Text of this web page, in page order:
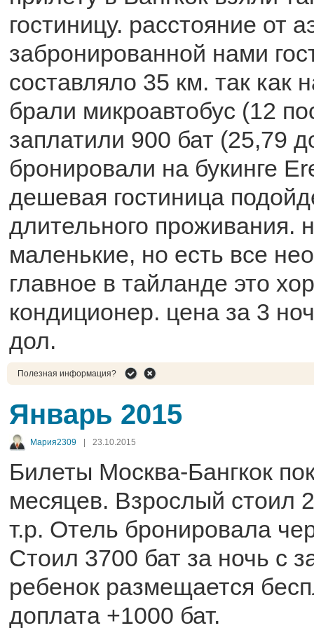
гостиницу. расстояние от
забронированной нами
составляло 35 км. так как
брали микроавтобус (12
заплатили 900 бат (25,79
бронировали на букинге
дешевая гостиница
длительного проживания.
маленькие, но есть все
главное в тайланде это
кондиционер. цена за 3
дол.
Полезная информация?
Январь 2015
Мария2309 | 23.10.2015
Билеты Москва-Бангкок
месяцев. Взрослый стоил
т.р. Отель бронировала
Стоил 3700 бат за ночь с
ребенок размещается
доплата +1000 бат.